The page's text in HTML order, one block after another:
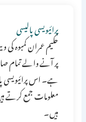
پرائیویسی پالیسی
پر آنے والے تمام
ہے۔ اس پرائیویسی
معلومات جمع کرتے
ہیں۔